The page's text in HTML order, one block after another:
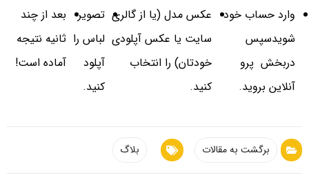
وارد حساب خود
شویدسپس
دربخش پرو
آنلاین بروید.
عکس مدل (یا از گالری
سایت یا عکس آپلودی
خودتان) را انتخاب
کنید.
تصویر
لباس را
آپلود
کنید.
بعد از چند
ثانیه نتیجه
آماده است!
برگشت به مقالات بلاگ